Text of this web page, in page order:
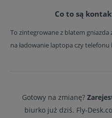
Co to są
To zintegrowane z blatem gniazda
na ładowanie laptopa czy
Gotowy na zmianę?
biurko już dziś. Fly-